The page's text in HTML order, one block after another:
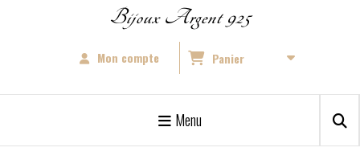
Bijoux Argent 925
Mon compte Panier
Menu